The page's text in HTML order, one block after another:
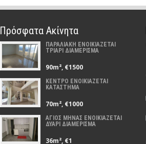
Πρόσφατα Ακίνητα
ΠΑΡΑΛΙΑΚΗ ΕΝΟΙΚΙΑΖΕΤΑΙ
ΤΡΙΑΡΙ ΔΙΑΜΕΡΙΣΜΑ
90m², €1500
ΚΕΝΤΡΟ ΕΝΟΙΚΙΑΖΕΤΑΙ
ΚΑΤΑΣΤΗΜΑ
70m², €1000
ΑΓΙΟΣ ΜΗΝΑΣ ΕΝΟΙΚΙΑΖΕΤΑΙ
ΔΥΑΡΙ ΔΙΑΜΕΡΙΣΜΑ
36m², €1